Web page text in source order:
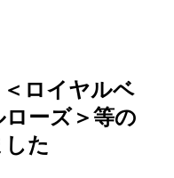
ロイヤルベ
ーズ＞等の
た